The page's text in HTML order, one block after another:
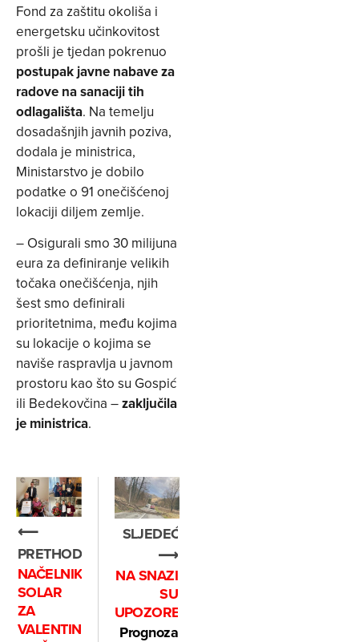
Fond za zaštitu okoliša i
energetsku učinkovitost
prošli je tjedan pokrenuo
postupak javne nabave za
radove na sanaciji tih
odlagališta. Na temelju
dosadašnjih javnih poziva,
dodala je ministrica,
Ministarstvo je dobilo
podatke o 91 onečišćenoj
lokaciji diljem zemlje.
– Osigurali smo 30 milijuna
eura za definiranje velikih
točaka onečišćenja, njih
šest smo definirali
prioritetnima, među kojima
su lokacije o kojima se
naviše raspravlja u javnom
prostoru kao što su Gospić
ili Bedekovčina –zaključila
je ministrica.
⟵
PRETHODNO
NAČELNIK
SOLAR
ZA
VALENTINOVO
SLJEDEĆE
⟶
NA SNAZI
SU
UPOZORENJA
Prognoza